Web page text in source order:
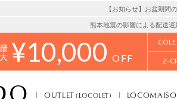
【お知らせ】お盆期間
熊本地震の影響による配送遅
¥10,000 OFF Z-
OUTLET(LOCOLET)